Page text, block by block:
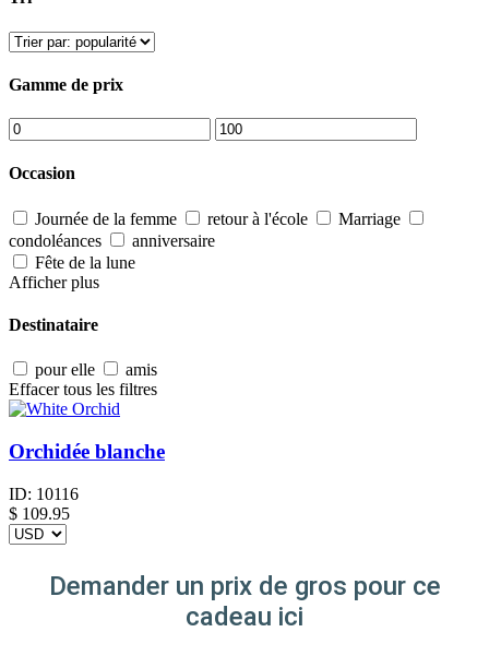
Gamme de prix
Occasion
Journée de la femme retour à l'école
Marriage
condoléances
anniversaire
Fête de la lune
Afficher plus
Destinataire
pour elle
amis
Effacer tous les filtres
Orchidée blanche
ID: 10116
$ 109.95
Demander un prix de gros pour ce
cadeau ici